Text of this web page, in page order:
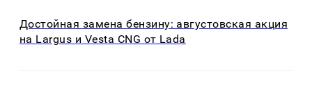
Достойная замена бензину: августовская акция
на Largus и Vesta CNG от Lada